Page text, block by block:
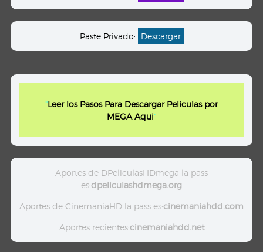
Paste Privado: Descargar
"Leer los Pasos Para Descargar Peliculas por
MEGA Aqui"
Aportes de DPeliculasHDmega la pass
es:dpeliculashdmega.org
Aportes de CinemaniaHD la pass es:cinemaniahdd.com
Aportes recientes:cinemaniahdd.net